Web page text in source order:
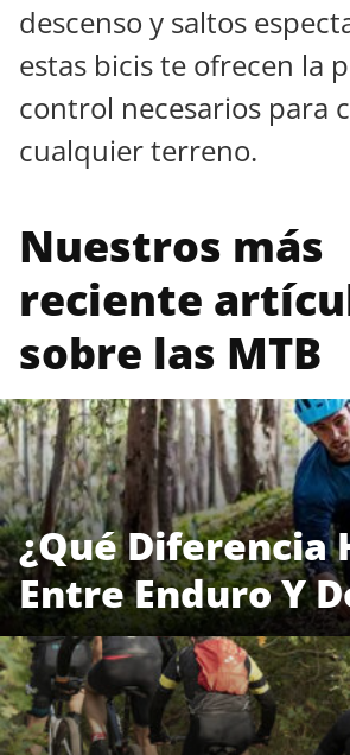
descenso y saltos
estas bicis te ofrecen la
control necesarios para
cualquier terreno.
Nuestros más
reciente
sobre las MTB
¿Qué Diferencia
Entre Enduro Y